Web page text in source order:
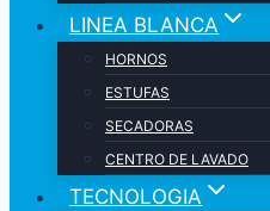
LINEA BLANCA
HORNOS
ESTUFAS
SECADORAS
CENTRO DE LAVADO
TECNOLOGIA